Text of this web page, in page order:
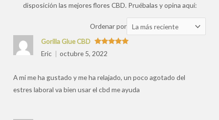
disposición las mejores flores CBD. Pruébalas y opina aquí:
Ordenar por Ordenar
las
Valorado
con
Gorilla Glue CBD
Eric
octubre 5, 2022
A mi me ha gustado y me ha relajado, un poco agotado del
estres laboral va bien usar el cbd me ayuda